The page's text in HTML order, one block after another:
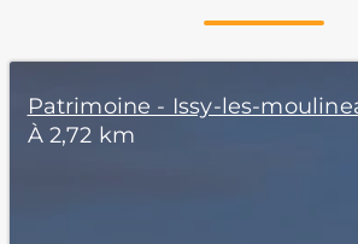
Patrimoine - Issy-les-
À 2,72 km